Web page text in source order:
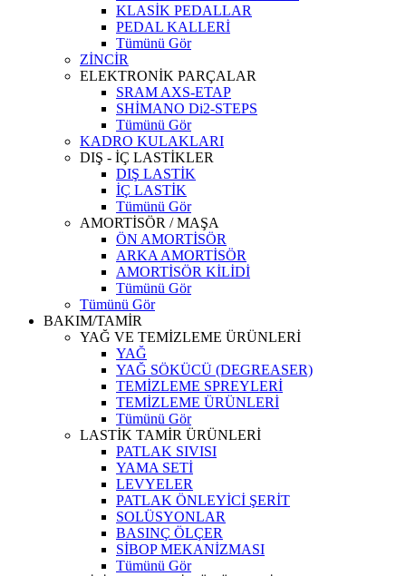
KLASİK PEDALLAR
PEDAL KALLERİ
Tümünü Gör
ZİNCİR
ELEKTRONİK PARÇALAR
SRAM AXS-ETAP
SHİMANO Di2-STEPS
Tümünü Gör
KADRO KULAKLARI
DIŞ - İÇ LASTİKLER
DIŞ LASTİK
İÇ LASTİK
Tümünü Gör
AMORTİSÖR / MAŞA
ÖN AMORTİSÖR
ARKA AMORTİSÖR
AMORTİSÖR KİLİDİ
Tümünü Gör
Tümünü Gör
BAKIM/TAMİR
YAĞ VE TEMİZLEME ÜRÜNLERİ
YAĞ
YAĞ SÖKÜCÜ (DEGREASER)
TEMİZLEME SPREYLERİ
TEMİZLEME ÜRÜNLERİ
Tümünü Gör
LASTİK TAMİR ÜRÜNLERİ
PATLAK SIVISI
YAMA SETİ
LEVYELER
PATLAK ÖNLEYİCİ ŞERİT
SOLÜSYONLAR
BASINÇ ÖLÇER
SİBOP MEKANİZMASI
Tümünü Gör